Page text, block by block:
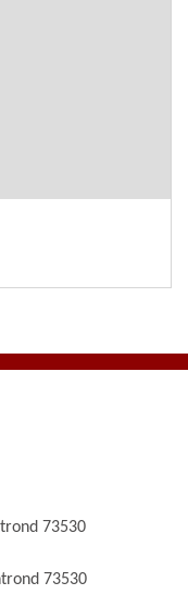
73530
73530